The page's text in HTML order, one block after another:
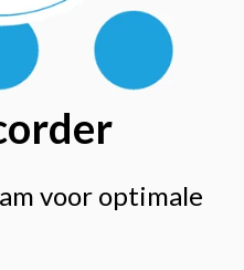
voor optimale